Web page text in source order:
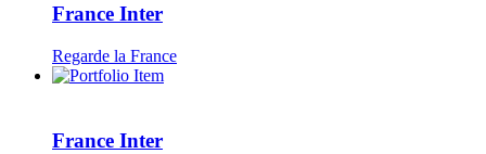
France Inter
Regarde la France
France Inter